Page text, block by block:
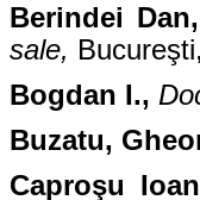
Berindei Dan,
sale,
Bogdan I.,
Buzatu,
Caproşu Ioan